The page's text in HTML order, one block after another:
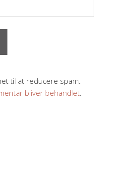
til at reducere spam.
bliver behandlet